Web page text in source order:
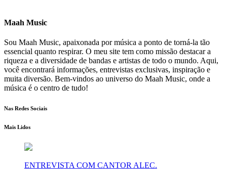
Maah Music
Sou Maah Music, apaixonada por música a ponto de torná-la tão
essencial quanto respirar. O meu site tem como missão destacar a
riqueza e a diversidade de bandas e artistas de todo o mundo. Aqui,
você encontrará informações, entrevistas exclusivas, inspiração e
muita diversão. Bem-vindos ao universo do Maah Music, onde a
música é o centro de tudo!
Nas Redes Sociais
Mais Lidos
ENTREVISTA COM CANTOR ALEC.